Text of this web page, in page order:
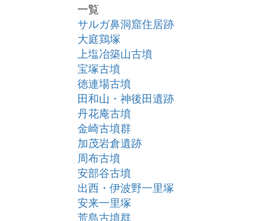
一覧
サルガ鼻洞窟住居跡
大庭鶏塚
上塩冶築山古墳
宝塚古墳
徳連場古墳
田和山・神後田遺跡
丹花庵古墳
金崎古墳群
加茂岩倉遺跡
周布古墳
安部谷古墳
出西・伊波野一里塚
安来一里塚
荒島古墳群